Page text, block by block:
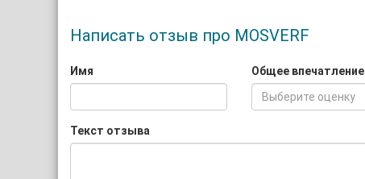
Написать отзыв про MOSVERF
Имя
Общее впечатление
Выберите оценку
Текст отзыва